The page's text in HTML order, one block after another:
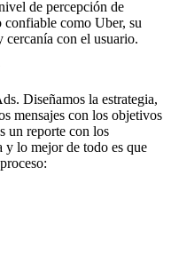
de percepción de
confiable como Uber, su
cercanía con el usuario.
Diseñamos la estrategia,
mensajes con los objetivos
un reporte con los
y lo mejor de todo es que